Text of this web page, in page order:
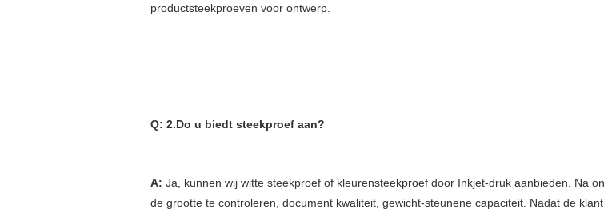
productsteekproeven voor ontwerp.
Q: 2.Do u biedt steekproef aan?
A: Ja, kunnen wij witte steekproef of kleurensteekproef door Inkjet-druk aanbieden. Na
de grootte te controleren, document kwaliteit, gewicht-steunene capaciteit. Nadat de